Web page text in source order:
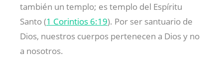
también un templo; es templo del Espíritu
Santo (1 Corintios 6:19). Por ser santuario de
Dios, nuestros cuerpos pertenecen a Dios y no
a nosotros.